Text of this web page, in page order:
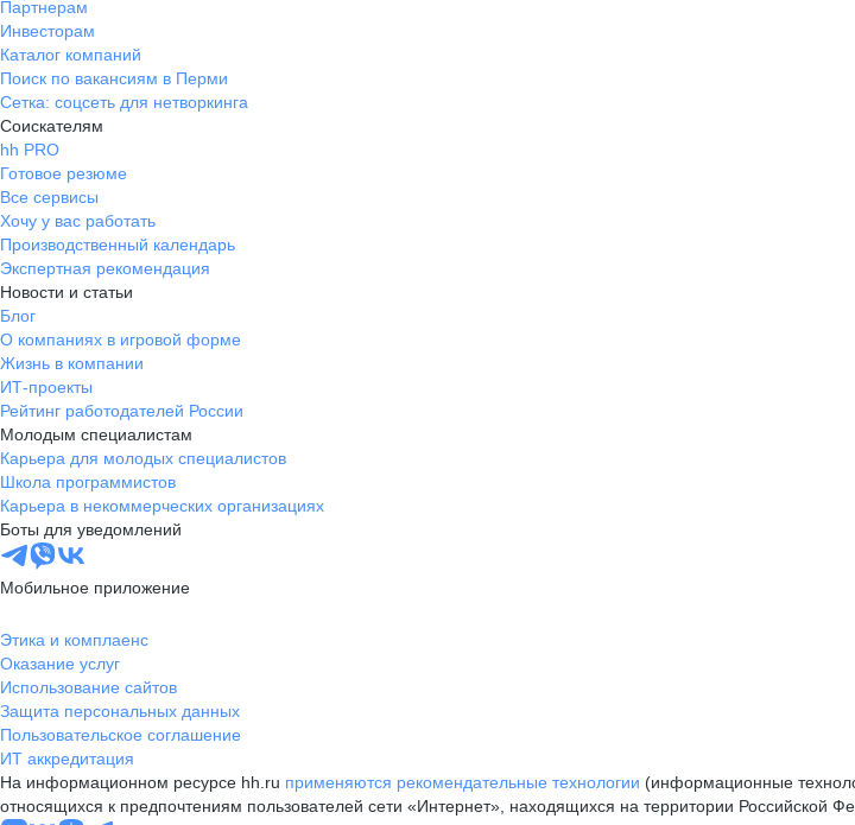
Партнерам
Инвесторам
Каталог компаний
Поиск по вакансиям в Перми
Сетка: соцсеть для нетворкинга
Соискателям
hh PRO
Готовое резюме
Все сервисы
Хочу у вас работать
Производственный календарь
Экспертная рекомендация
Новости и статьи
Блог
О компаниях в игровой форме
Жизнь в компании
ИТ-проекты
Рейтинг работодателей России
Молодым специалистам
Карьера для молодых специалистов
Школа программистов
Карьера в некоммерческих организациях
Боты для уведомлений
Мобильное приложение
Этика и комплаенс
Оказание услуг
Использование сайтов
Защита персональных данных
Пользовательское соглашение
ИТ аккредитация
На информационном ресурсе hh.ru применяются рекомендательные технологии (информационные
относящихся к предпочтениям пользователей сети «Интернет», находящихся на территории Российской